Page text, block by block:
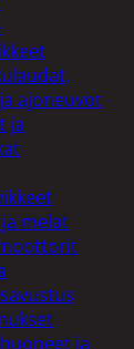
ajoneuvot
ja
ja melat
savustus
ja